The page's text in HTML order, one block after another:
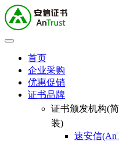
首页
企业采购
优惠促销
证书品牌
证书颁发机构(
装)
速安信